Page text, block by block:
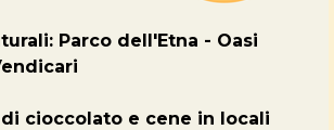
Parco dell'Etna - Oasi
cioccolato e cene in locali